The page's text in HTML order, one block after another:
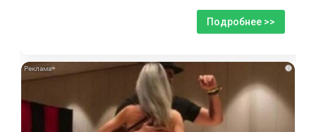
Подробнее >>
i